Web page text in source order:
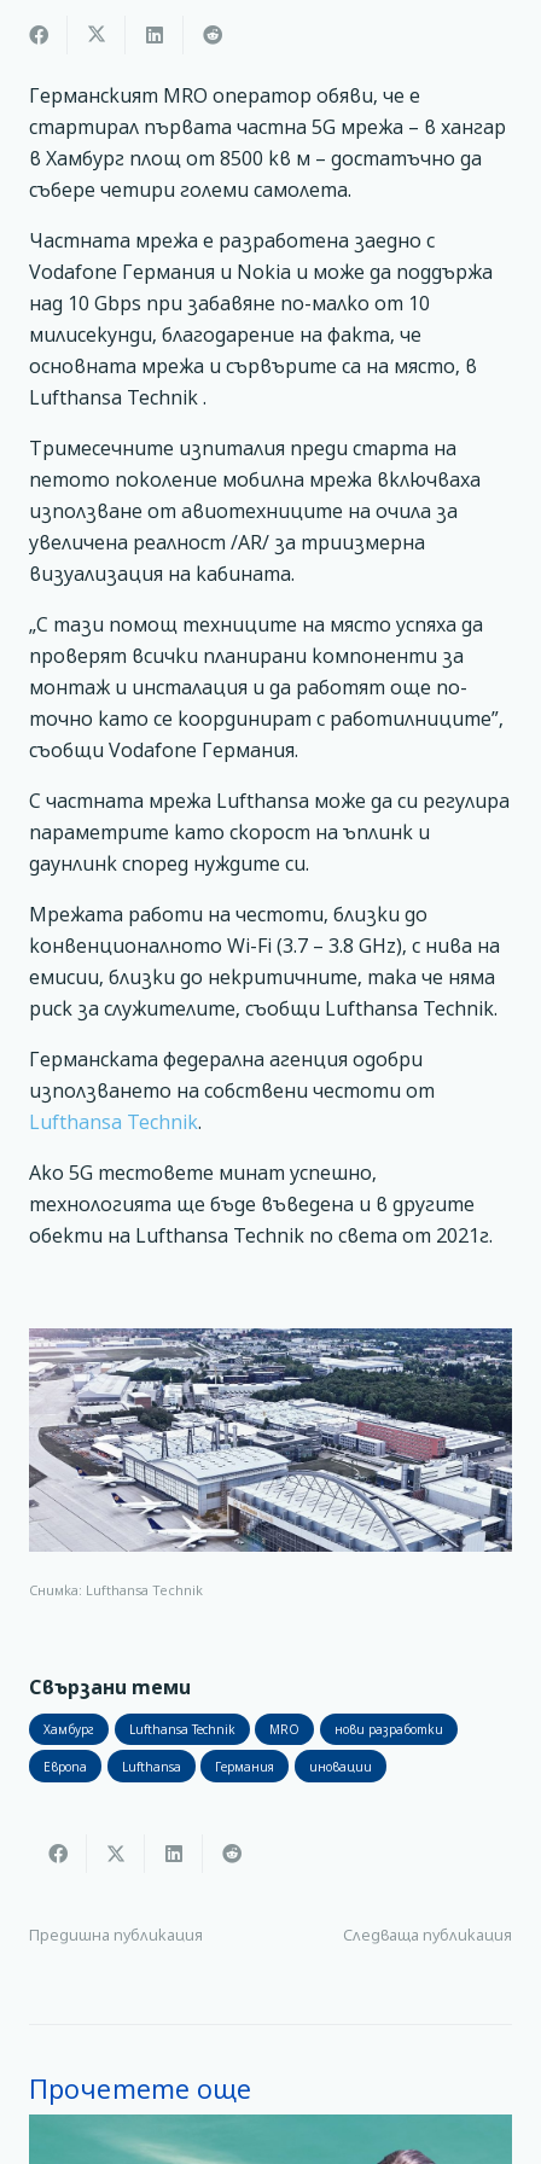
Германският MRO оператор обяви, че е
стартирал първата частна 5G мрежа – в хангар
в Хамбург площ от 8500 кв м – достатъчно да
събере четири големи самолета.
Частната мрежа е разработена заедно с
Vodafone Германия и Nokia и може да поддържа
над 10 Gbps при забавяне по-малко от 10
милисекунди, благодарение на факта, че
основната мрежа и сървърите са на място, в
Lufthansa Technik .
Тримесечните изпиталия преди старта на
петото поколение мобилна мрежа включваха
използване от авиотехниците на очила за
увеличена реалност /AR/ за триизмерна
визуализация на кабината.
„С тази помощ техниците на място успяха да
проверят всички планирани компоненти за
монтаж и инсталация и да работят още по-
точно като се координират с работилниците”,
съобщи Vodafone Германия.
С частната мрежа Lufthansa може да си регулира
параметрите като скорост на ъплинк и
даунлинк според нуждите си.
Мрежата работи на честоти, близки до
конвенционалното Wi-Fi (3.7 – 3.8 GHz), с нива на
емисии, близки до некритичните, така че няма
риск за служителите, съобщи Lufthansa Technik.
Германската федерална агенция одобри
използването на собствени честоти от
Lufthansa Technik.
Ако 5G тестовете минат успешно,
технологията ще бъде въведена и в другите
обекти на Lufthansa Technik по света от 2021г.
Снимка: Lufthansa Technik
Свързани теми
Хамбург Lufthansa Technik MRO нови разработки
Европа Lufthansa Германия иновации
Предишна публикация Следваща публикация
Прочетете още